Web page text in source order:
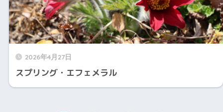
2026年4月27日
スプリング・エフェメラル